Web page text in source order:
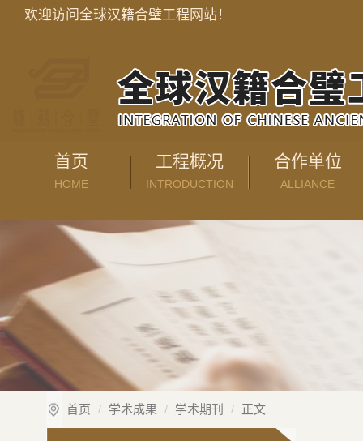
欢迎访问全球汉籍合璧工程网站！
首页
HOME
工程概况
INTRODUCTION
合作单位
ALLIANCE
首页 学术成果 学术期刊 正文